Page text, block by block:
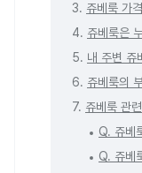
3. 쥬베룩 가
4. 쥬베룩은
5. 내 주변 쥬
6. 쥬베룩의
7. 쥬베룩 관
Q. 쥬베
Q. 쥬베